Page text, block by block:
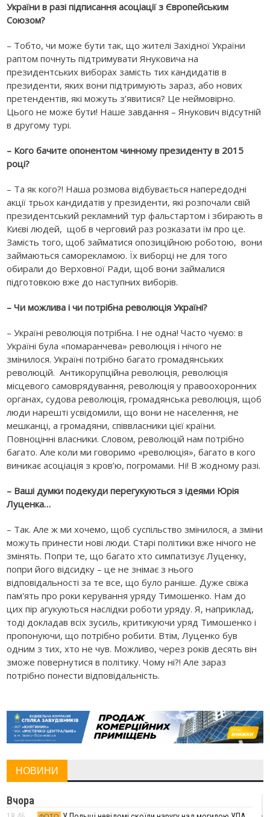
України в разі підписання асоціації з Європейським
Союзом?
– Тобто, чи може бути так, що жителі Західної України
раптом почнуть підтримувати Януковича на
президентських виборах замість тих кандидатів в
президенти, яких вони підтримують зараз, або нових
претендентів, які можуть з’явитися? Це неймовірно.
Цього не може бути! Наше завдання – Янукович відсутній
в другому турі.
– Кого бачите опонентом чинному президенту в 2015
році?
– Та як кого?! Наша розмова відбувається напередодні
акції трьох кандидатів у президенти, які розпочали свій
президентський рекламний тур фальстартом і збирають в
Києві людей, щоб в черговий раз розказати їм про це.
Замість того, щоб займатися опозиційною роботою, вони
займаються саморекламою. Їх виборці не для того
обирали до Верховної Ради, щоб вони займалися
підготовкою вже до наступних виборів.
– Чи можлива і чи потрібна революція Україні?
– Україні революція потрібна. І не одна! Часто чуємо: в
Україні була «помаранчева» революція і нічого не
змінилося. Україні потрібно багато громадянських
революцій. Антикорупційна революція, революція
місцевого самоврядування, революція у правоохоронних
органах, судова революція, громадянська революція, щоб
люди нарешті усвідомили, що вони не населення, не
мешканці, а громадяни, співвласники цієї країни.
Повноцінні власники. Словом, революцій нам потрібно
багато. Але коли ми говоримо «революція», багато в кого
виникає асоціація з кров’ю, погромами. Ні! В жодному разі.
– Ваші думки подекуди перегукуються з ідеями Юрія
Луценка…
– Так. Але ж ми хочемо, щоб суспільство змінилося, а зміни
можуть принести нові люди. Старі політики вже нічого не
змінять. Попри те, що багато хто симпатизує Луценку,
попри його відсидку – це не знімає з нього
відповідальності за те все, що було раніше. Дуже свіжа
пам'ять про роки керування уряду Тимошенко. Нам до
цих пір агукуються наслідки роботи уряду. Я, наприклад,
тоді докладав всіх зусиль, критикуючи уряд Тимошенко і
пропонуючи, що потрібно робити. Втім, Луценко був
одним з тих, хто не чув. Можливо, через років десять він
зможе повернутися в політику. Чому ні?! Але зараз
потрібно понести відповідальність.
НОВИНИ
Вчора